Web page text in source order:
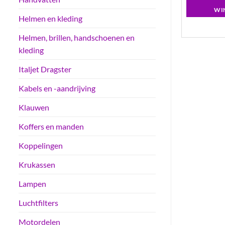
Helmen en kleding
Helmen, brillen, handschoenen en
kleding
Italjet Dragster
Kabels en -aandrijving
Klauwen
Koffers en manden
Koppelingen
Krukassen
Lampen
Luchtfilters
Motordelen